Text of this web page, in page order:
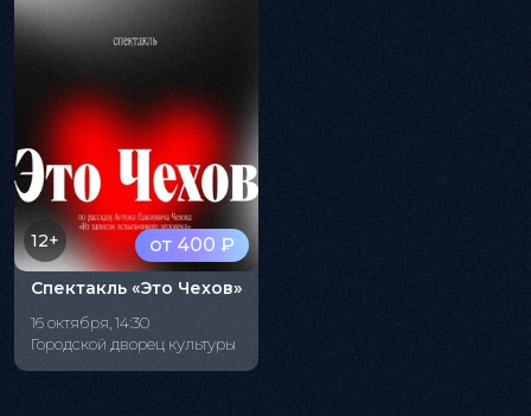
от 400 ₽
12+
Спектакль «Это Чехов»
16 октября, 14:30
Городской дворец культуры